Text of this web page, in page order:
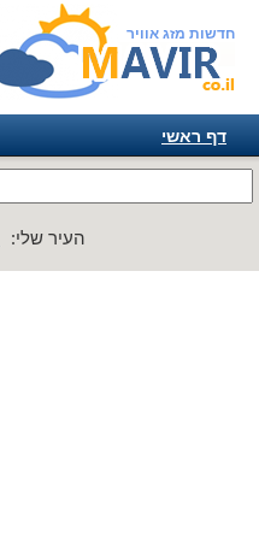
חדשות מזג אוויר
דף ראשי
אמריקה
העיר שלי: